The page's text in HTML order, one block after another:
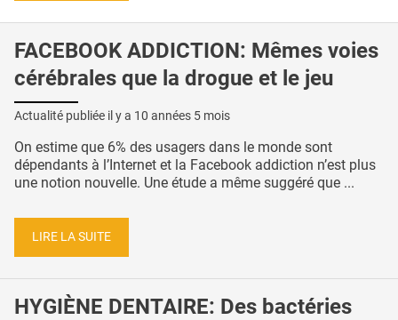
FACEBOOK ADDICTION: Mêmes voies
cérébrales que la drogue et le jeu
Actualité publiée il y a 10 années 5 mois
On estime que 6% des usagers dans le monde sont
dépendants à l’Internet et la Facebook addiction n’est plus
une notion nouvelle. Une étude a même suggéré que ...
LIRE LA SUITE
HYGIÈNE DENTAIRE: Des bactéries